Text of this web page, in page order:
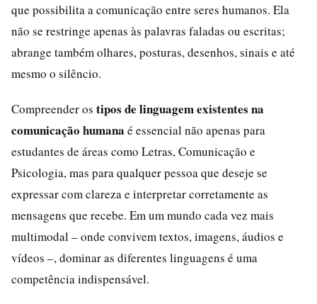
que possibilita a comunicação entre seres humanos. Ela
não se restringe apenas às palavras faladas ou escritas;
abrange também olhares, posturas, desenhos, sinais e até
mesmo o silêncio.
Compreender os tipos de linguagem existentes na
comunicação humana é essencial não apenas para
estudantes de áreas como Letras, Comunicação e
Psicologia, mas para qualquer pessoa que deseje se
expressar com clareza e interpretar corretamente as
mensagens que recebe. Em um mundo cada vez mais
multimodal – onde convivem textos, imagens, áudios e
vídeos –, dominar as diferentes linguagens é uma
competência indispensável.